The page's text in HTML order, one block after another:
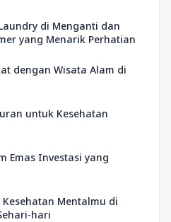
di Menganti dan
yang Menarik Perhatian
dengan Wisata Alam di
untuk Kesehatan
Emas Investasi yang
Mentalmu di
hari